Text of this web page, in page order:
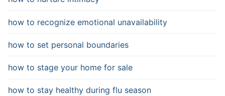
how to recognize emotional unavailability
how to set personal boundaries
how to stage your home for sale
how to stay healthy during flu season